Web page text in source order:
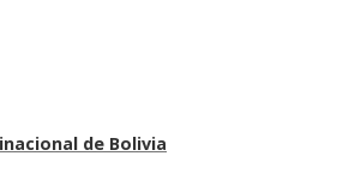
de Bolivia